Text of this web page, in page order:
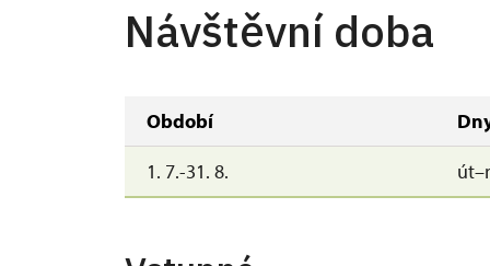
Návštěvní doba
Období
1. 7.-31. 8.